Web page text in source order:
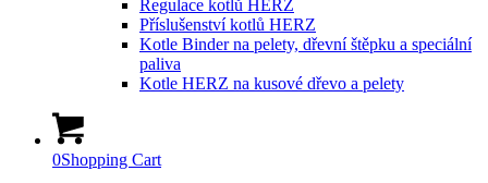
Regulace kotlů HERZ
Příslušenství kotlů HERZ
Kotle Binder na pelety, dřevní štěpku a speciální
paliva
Kotle HERZ na kusové dřevo a pelety
0Shopping Cart